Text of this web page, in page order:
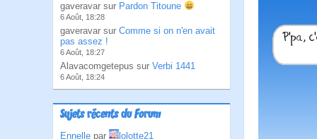
gaveravar sur Pardon Titoune
6 Août, 18:28
gaveravar sur Comme si on n'en avait
pas assez !
6 Août, 18:27
Alavacomgetepus sur Verbi 1441
6 Août, 18:24
Sujets récents du Forum
Ennelle par
lolotte21